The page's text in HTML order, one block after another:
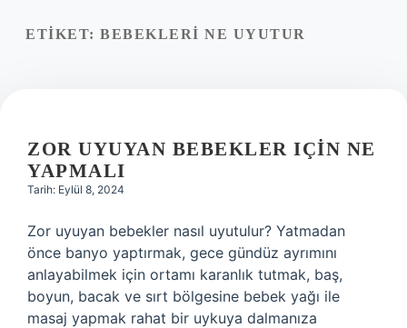
Yasal Uyarı
ETIKET: BEBEKLERI NE UYUTUR
ZOR UYUYAN BEBEKLER IÇIN NE
YAPMALI
Tarih: Eylül 8, 2024
Zor uyuyan bebekler nasıl uyutulur? Yatmadan
önce banyo yaptırmak, gece gündüz ayrımını
anlayabilmek için ortamı karanlık tutmak, baş,
boyun, bacak ve sırt bölgesine bebek yağı ile
masaj yapmak rahat bir uykuya dalmanıza